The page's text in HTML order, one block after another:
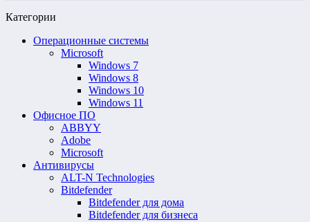
Категории
Операционные системы
Microsoft
Windows 7
Windows 8
Windows 10
Windows 11
Офисное ПО
ABBYY
Adobe
Microsoft
Антивирусы
ALT-N Technologies
Bitdefender
Bitdefender для дома
Bitdefender для бизнеса